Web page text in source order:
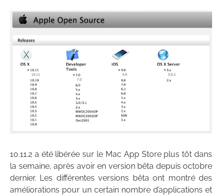
10.11.2 a été libérée sur le Mac App Store plus tôt dans
la semaine, après avoir en version bêta depuis octobre
dernier. Les différentes versions bêta ont montré des
améliorations pour un certain nombre d’applications et